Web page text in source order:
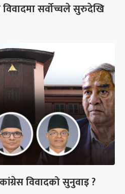
सर्वोच्चले सुरुदेखि
विवादको सुनुवाइ ?